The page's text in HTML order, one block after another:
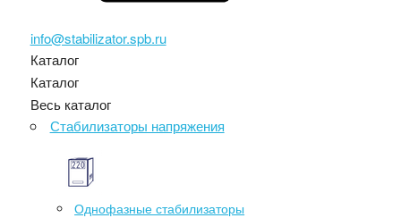
info@stabilizator.spb.ru
Каталог
Каталог
Весь каталог
Стабилизаторы напряжения
Однофазные стабилизаторы